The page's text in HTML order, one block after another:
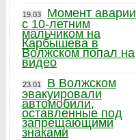
19.03
Момент аварии
с 10-летним
мальчиком на
Карбышева в
Волжском попал на
видео
23.01
В Волжском
эвакуировали
автомобили,
оставленные под
запрещающими
знаками